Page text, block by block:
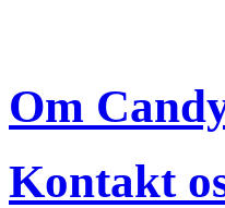
Om
Kontakt